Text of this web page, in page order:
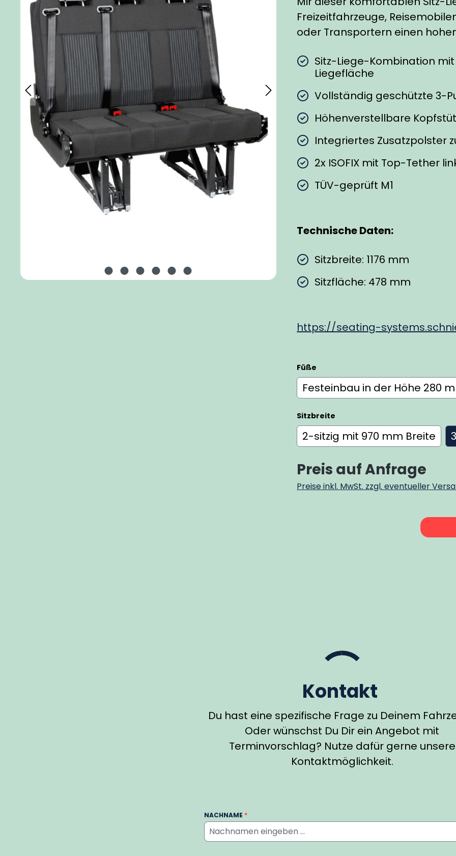
Freizeitfahrzeuge,
oder Transportern einen
Sitz-Liege-Kombination
Liegefläche
Vollständig geschützte 3-
Höhenverstellbare
Integriertes Zusatzpolster
2x ISOFIX mit Top-Tether
TÜV-geprüft M1
Technische Daten:
Sitzbreite: 1176 mm
Sitzfläche: 478 mm
https://seating-
Füße
Festeinbau in der Höhe 280
Sitzbreite
2-sitzig mit 970 mm Breite
Preis auf Anfrage
Preise inkl. MwSt. zzgl. eventueller
Produkt Anzahl: Gib
Kontakt
Du hast eine spezifische Frage zu Deinem
Oder wünschst Du Dir ein Angebot mit
Terminvorschlag? Nutze dafür gerne unsere
Kontaktmöglichkeit.
NACHNAME *